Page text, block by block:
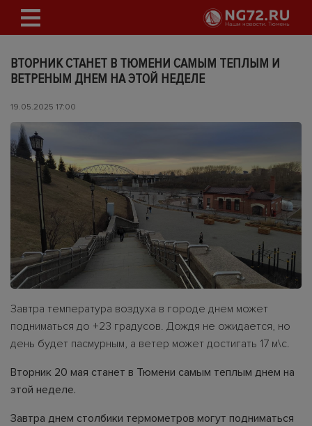
ВТОРНИК СТАНЕТ В ТЮМЕНИ САМЫМ ТЕПЛЫМ И
ВЕТРЕНЫМ ДНЕМ НА ЭТОЙ НЕДЕЛЕ
19.05.2025 17:00
Завтра температура воздуха в городе днем может
подниматься до +23 градусов. Дождя не ожидается, но
день будет пасмурным, а ветер может достигать 17 м\с.
Вторник 20 мая станет в Тюмени самым теплым днем на
этой неделе.
Завтра днем столбики термометров могут подниматься